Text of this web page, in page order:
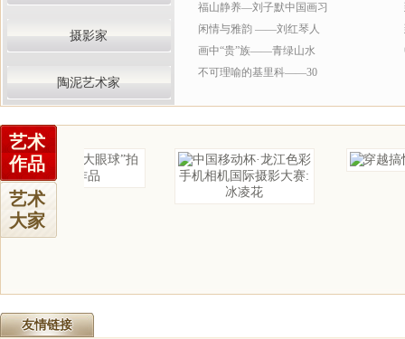
摄影家
陶泥艺术家
福山静养—刘子默中国画习
闲情与雅韵 ——刘红琴人
画中“贵”族——青绿山水
不可理喻的基里科——30
艺术
作品
艺术
大家
友情链接